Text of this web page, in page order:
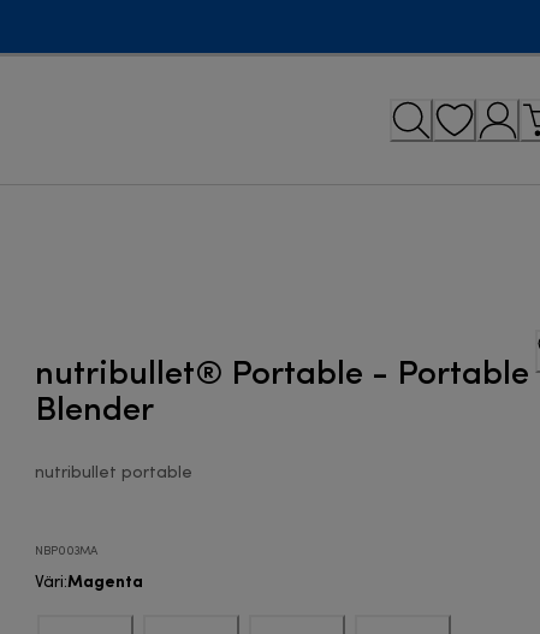
nutribullet® Portable - Portable
Blender
nutribullet portable
NBP003MA
Väri:Magenta